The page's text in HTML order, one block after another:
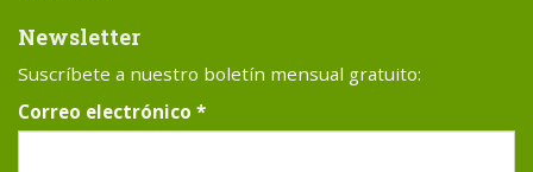
Newsletter
Suscríbete a nuestro boletín mensual gratuito:
Correo electrónico *